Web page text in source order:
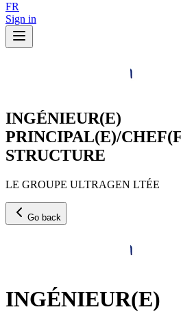
FR
Sign in
INGÉNIEUR(E)
PRINCIPAL(E)/
STRUCTURE
LE GROUPE ULTRAGEN LTÉE
Go back
INGÉNIEUR(E)